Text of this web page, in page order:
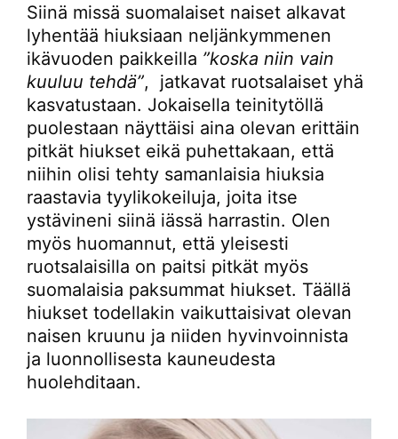
Siinä missä suomalaiset naiset alkavat
lyhentää hiuksiaan neljänkymmenen
ikävuoden paikkeilla ”koska niin vain
kuuluu tehdä”, jatkavat ruotsalaiset yhä
kasvatustaan. Jokaisella teinitytöllä
puolestaan näyttäisi aina olevan erittäin
pitkät hiukset eikä puhettakaan, että
niihin olisi tehty samanlaisia hiuksia
raastavia tyylikokeiluja, joita itse
ystävineni siinä iässä harrastin. Olen
myös huomannut, että yleisesti
ruotsalaisilla on paitsi pitkät myös
suomalaisia paksummat hiukset. Täällä
hiukset todellakin vaikuttaisivat olevan
naisen kruunu ja niiden hyvinvoinnista
ja luonnollisesta kauneudesta
huolehditaan.